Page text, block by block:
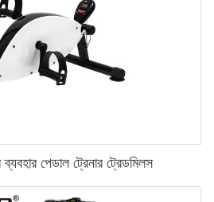
পেডাল ট্রেনার ট্রেডমিলস